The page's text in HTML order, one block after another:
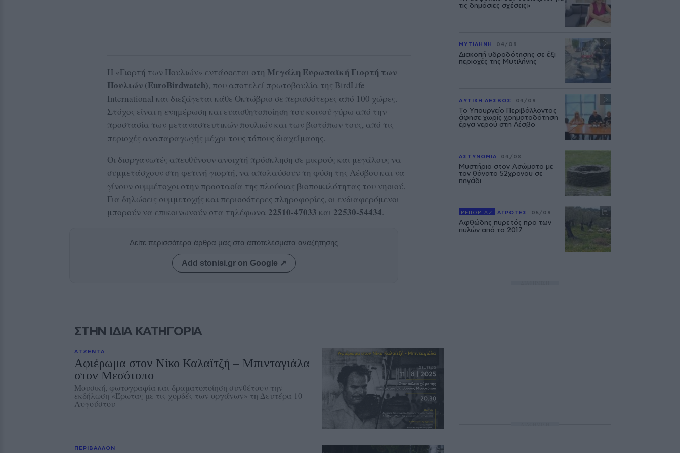
Η «Γιορτή των Πουλιών» εντάσσεται στη Μεγάλη Ευρωπαϊκή Γιορτή των
Πουλιών (EuroBirdwatch), που αποτελεί πρωτοβουλία της BirdLife
International και διεξάγεται κάθε Οκτώβριο σε περισσότερες από 100 χώρες.
Στόχος είναι η ενημέρωση και ευαισθητοποίηση του κοινού γύρω από την
προστασία των μεταναστευτικών πουλιών και των βιοτόπων τους, από τις
περιοχές αναπαραγωγής μέχρι τους τόπους διαχείμασης.
Οι διοργανωτές απευθύνουν ανοιχτή πρόσκληση σε μικρούς και μεγάλους να
συμμετάσχουν στη φετινή γιορτή, να απολαύσουν τη φύση της Λέσβου και να
γίνουν συμμέτοχοι στην προστασία της πλούσιας βιοποικιλότητας του νησιού.
Για δηλώσεις συμμετοχής και περισσότερες πληροφορίες, οι ενδιαφερόμενοι
μπορούν να επικοινωνούν στα τηλέφωνα 22510-47033 και 22530-54434.
Δείτε περισσότερα άρθρα μας στα αποτελέσματα αναζήτησης
Add stonisi.gr on Google ↗
ΣΤΗΝ ΙΔΙΑ ΚΑΤΗΓΟΡΙΑ
ΑΤΖΕΝΤΑ
Αφιέρωμα στον Νίκο Καλαϊτζή – Μπινταγιάλα
στον Μεσότοπο
Μουσική, φωτογραφία και δραματοποίηση συνθέτουν την
εκδήλωση «Έρωτας με τις χορδές των οργάνων» τη Δευτέρα 10
Αυγούστου
ΠΕΡΙΒΑΛΛΟΝ
τις δημόσιες σχέσεις»
ΜΥΤΙΛΗΝΗ 04/08
Διακοπή υδροδότησης σε έξι
περιοχές της Μυτιλήνης
ΔΥΤΙΚΗ ΛΕΣΒΟΣ 04/08
Το Υπουργείο Περιβάλλοντος
άφησε χωρίς χρηματοδότηση
έργα νερού στη Λέσβο
ΑΣΤΥΝΟΜΙΑ 04/08
Μυστήριο στον Ασώματο με
τον θάνατο 52χρονου σε
πηγάδι
ΡΕΠΟΡΤΑΖ ΑΓΡΟΤΕΣ 05/08
Αφθώδης πυρετός προ των
πυλών από το 2017